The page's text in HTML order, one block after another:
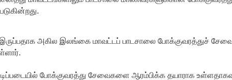
இருப்பதாக அகில இலங்கை மாவட்டப் பாடசாலை போக்குவரத்துச்
போக்குவரத்து சேவைகளை ஆரம்பிக்க தயாராக